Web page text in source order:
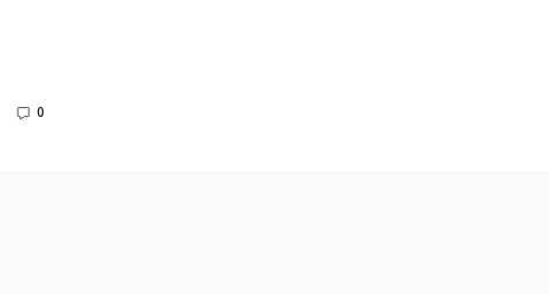
0